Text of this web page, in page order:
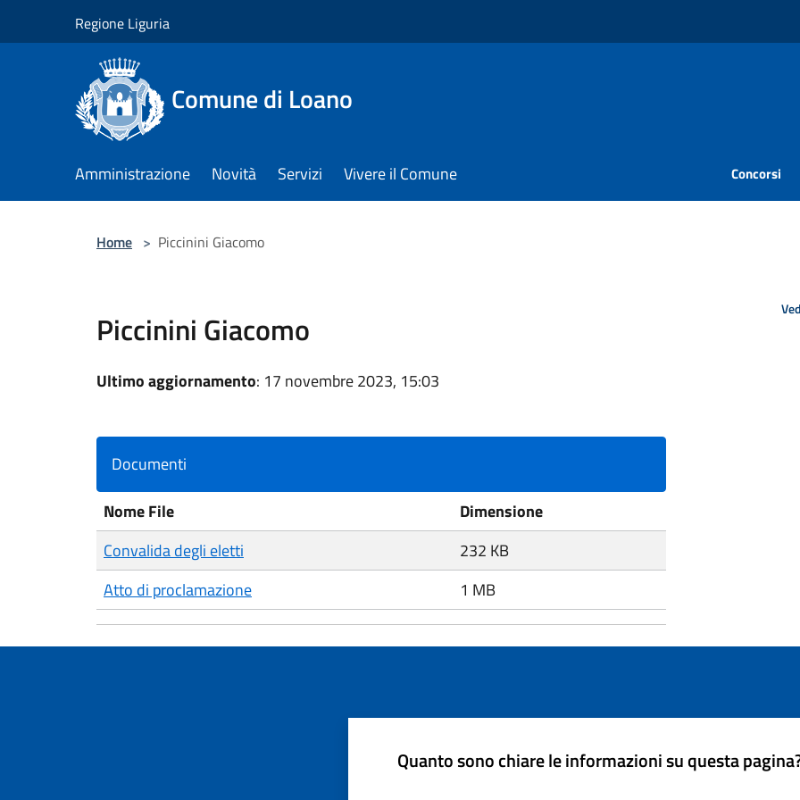
Regione Liguria
Comune di Loano
Amministrazione Novità Servizi Vivere il Comune Concorsi
Home > Piccinini Giacomo
Piccinini Giacomo
Ultimo aggiornamento: 17 novembre 2023, 15:03
Documenti
Nome File
Dimensione
Convalida degli eletti
232 KB
Atto di proclamazione
1 MB
Quanto sono chiare le informazioni su questa